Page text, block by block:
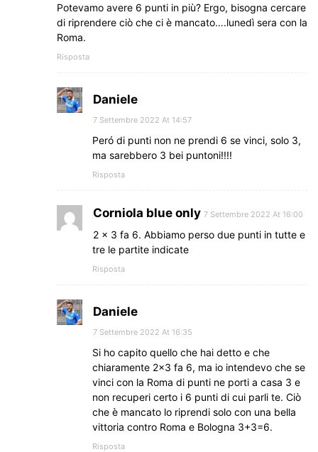
Potevamo avere 6 punti in più? Ergo, bisogna cercare
di riprendere ciò che ci è mancato….lunedì sera con la
Roma.
Risposta
Daniele
7 Settembre 2022 At 14:57
Peró di punti non ne prendi 6 se vinci, solo 3,
ma sarebbero 3 bei puntoni!!!!
Risposta
Corniola blue only 7 Settembre 2022 At 16:00
2 x 3 fa 6. Abbiamo perso due punti in tutte e
tre le partite indicate
Risposta
Daniele
7 Settembre 2022 At 16:35
Si ho capito quello che hai detto e che
chiaramente 2×3 fa 6, ma io intendevo che se
vinci con la Roma di punti ne porti a casa 3 e
non recuperi certo i 6 punti di cui parli te. Ciò
che è mancato lo riprendi solo con una bella
vittoria contro Roma e Bologna 3+3=6.
Risposta